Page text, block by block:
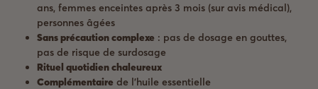
ans, femmes enceintes après 3 mois (sur avis médical),
personnes âgées
Sans précaution complexe : pas de dosage en gouttes,
pas de risque de surdosage
Rituel quotidien chaleureux
Complémentaire de l’huile essentielle